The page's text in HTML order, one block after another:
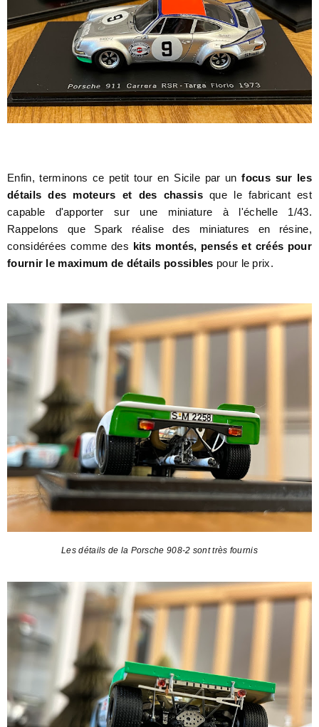
Enfin, terminons ce petit tour en Sicile par unfocus sur les
détails des moteurs et des chassisque le fabricant est
capable d'apporter sur une miniature à l'échelle 1/43.
Rappelons que Spark réalise des miniatures en résine,
considérées comme des kits montés, pensés et créés pour
fournir le maximum de détails possibles pour le prix.
Les détails de la Porsche 908-2 sont très fournis